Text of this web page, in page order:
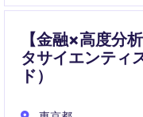
【金融×高度分
タサイエンティ
ド）